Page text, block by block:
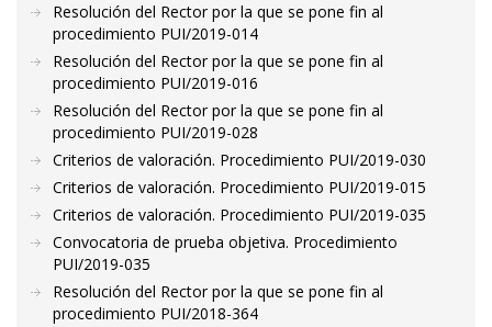
Resolución del Rector por la que se pone fin al
procedimiento PUI/2019-014
Resolución del Rector por la que se pone fin al
procedimiento PUI/2019-016
Resolución del Rector por la que se pone fin al
procedimiento PUI/2019-028
Criterios de valoración. Procedimiento PUI/2019-030
Criterios de valoración. Procedimiento PUI/2019-015
Criterios de valoración. Procedimiento PUI/2019-035
Convocatoria de prueba objetiva. Procedimiento
PUI/2019-035
Resolución del Rector por la que se pone fin al
procedimiento PUI/2018-364